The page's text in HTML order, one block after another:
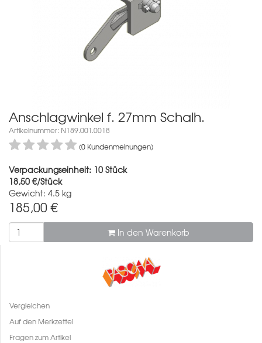
Anschlagwinkel f. 27mm Schalh.
Artikelnummer: N189.001.0018
(0 Kundenmeinungen)
Verpackungseinheit: 10 Stück
18,50 €/Stück
Gewicht: 4.5 kg
185,00 €
In den Warenkorb
Vergleichen
Auf den Merkzettel
Fragen zum Artikel